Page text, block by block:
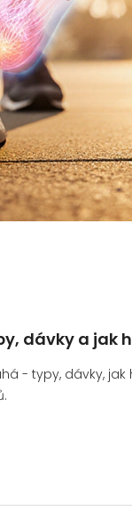
dávky a jak
- typy, dávky,